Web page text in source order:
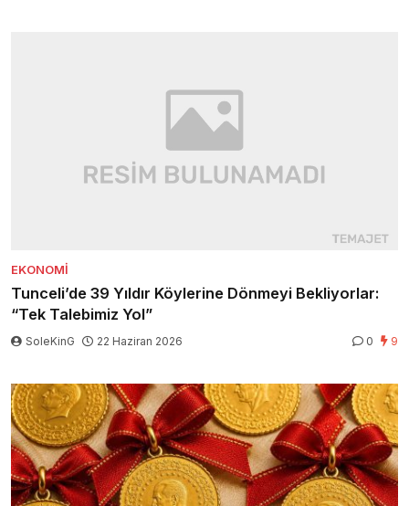
EKONOMI
Tunceli’de 39 Yıldır Köylerine Dönmeyi Bekliyorlar:
“Tek Talebimiz Yol”
SoleKinG 22 Haziran 2026 0 9